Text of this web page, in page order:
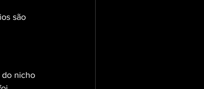
são
do nicho